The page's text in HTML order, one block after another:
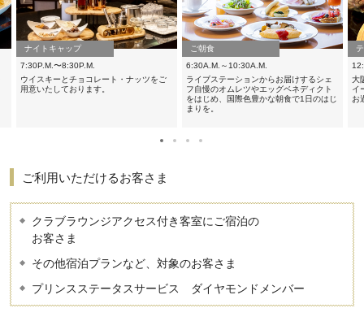
ナイトキャップ
7:30P.M.〜8:30P.M.
ウイスキーとチョコレート・ナッツをご
用意いたしております。
ご朝食
6:30A.M.～10:30A.M.
ライブステーションからお届けするシェ
フ自慢のオムレツやエッグベネディクト
をはじめ、国際色豊かな朝食で1日のはじ
まりを。
大
イ
お
ご利用いただけるお客さま
クラブラウンジアクセス付き客室にご宿泊の
お客さま
その他宿泊プランなど、対象のお客さま
プリンスステータスサービス ダイヤモンドメンバー